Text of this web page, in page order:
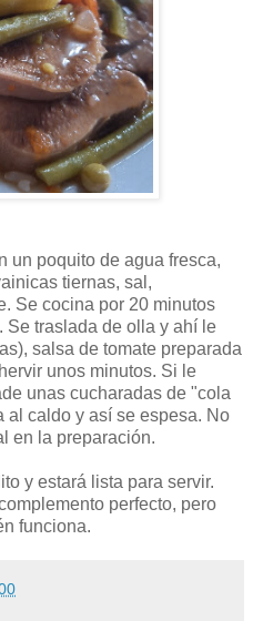
un poquito de agua fresca,
tiernas, sal,
Se cocina por 20 minutos
Se traslada de olla y ahí le
salsa de tomate preparada
unos minutos. Si le
unas cucharadas de "cola
al caldo y así se espesa. No
en la preparación.
y estará lista para servir.
perfecto, pero
funciona.